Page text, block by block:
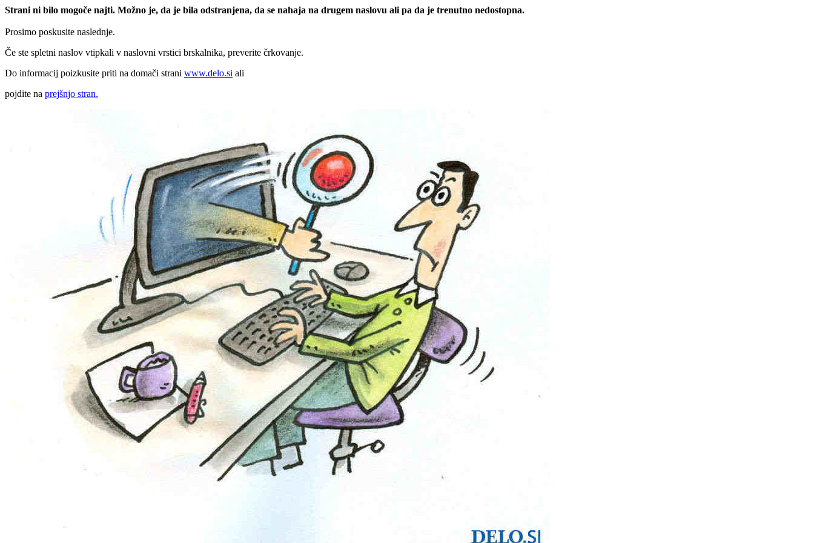
Strani ni bilo mogoče najti. Možno je, da je bila odstranjena, da se nahaja na drugem naslovu ali pa da je trenutno nedostopna.
Prosimo poskusite naslednje.
Če ste spletni naslov vtipkali v naslovni vrstici brskalnika, preverite črkovanje.
Do informacij poizkusite priti na domači strani www.delo.si ali
pojdite na prejšnjo stran.